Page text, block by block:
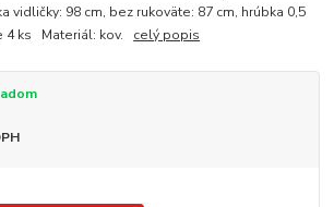
vidličky: 98 cm, bez rukoväte: 87 cm, hrúbka 0,5
4 ks Materiál: kov. celý popis